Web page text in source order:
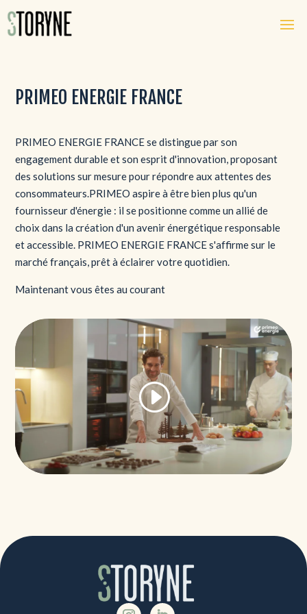
PRIMEO ENERGIE FRANCE
PRIMEO ENERGIE FRANCE se distingue par son
engagement durable et son esprit d'innovation, proposant
des solutions sur mesure pour répondre aux attentes des
consommateurs.PRIMEO aspire à être bien plus qu'un
fournisseur d'énergie : il se positionne comme un allié de
choix dans la création d'un avenir énergétique responsable
et accessible. PRIMEO ENERGIE FRANCE s'affirme sur le
marché français, prêt à éclairer votre quotidien.
Maintenant vous êtes au courant